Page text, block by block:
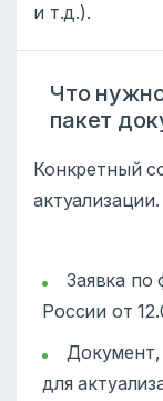
и т.д.).
Что
пакет
Конкретный
Заявка
России от
для